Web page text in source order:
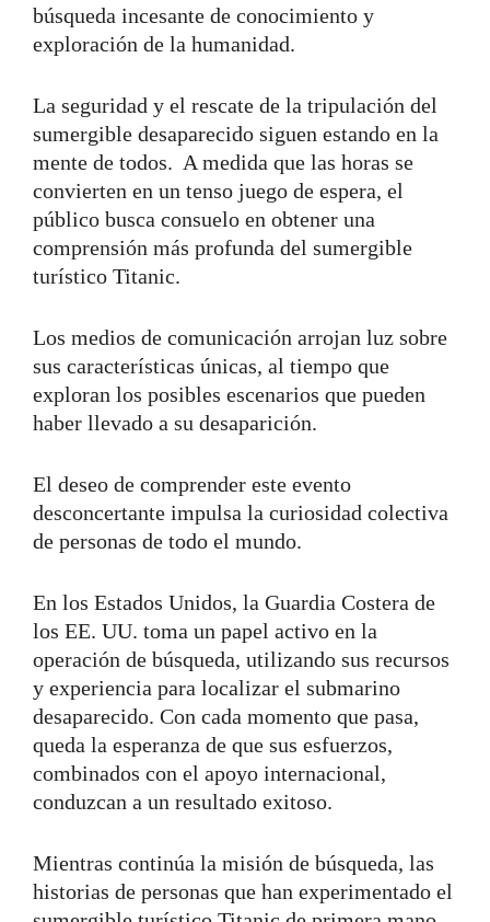
búsqueda incesante de conocimiento y
exploración de la humanidad.
La seguridad y el rescate de la tripulación del
sumergible desaparecido siguen estando en la
mente de todos. A medida que las horas se
convierten en un tenso juego de espera, el
público busca consuelo en obtener una
comprensión más profunda del sumergible
turístico Titanic.
Los medios de comunicación arrojan luz sobre
sus características únicas, al tiempo que
exploran los posibles escenarios que pueden
haber llevado a su desaparición.
El deseo de comprender este evento
desconcertante impulsa la curiosidad colectiva
de personas de todo el mundo.
En los Estados Unidos, la Guardia Costera de
los EE. UU. toma un papel activo en la
operación de búsqueda, utilizando sus recursos
y experiencia para localizar el submarino
desaparecido. Con cada momento que pasa,
queda la esperanza de que sus esfuerzos,
combinados con el apoyo internacional,
conduzcan a un resultado exitoso.
Mientras continúa la misión de búsqueda, las
historias de personas que han experimentado el